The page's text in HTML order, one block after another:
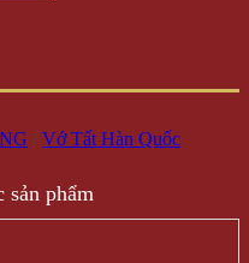
/ Vớ Tất Hàn Quốc
sản phẩm